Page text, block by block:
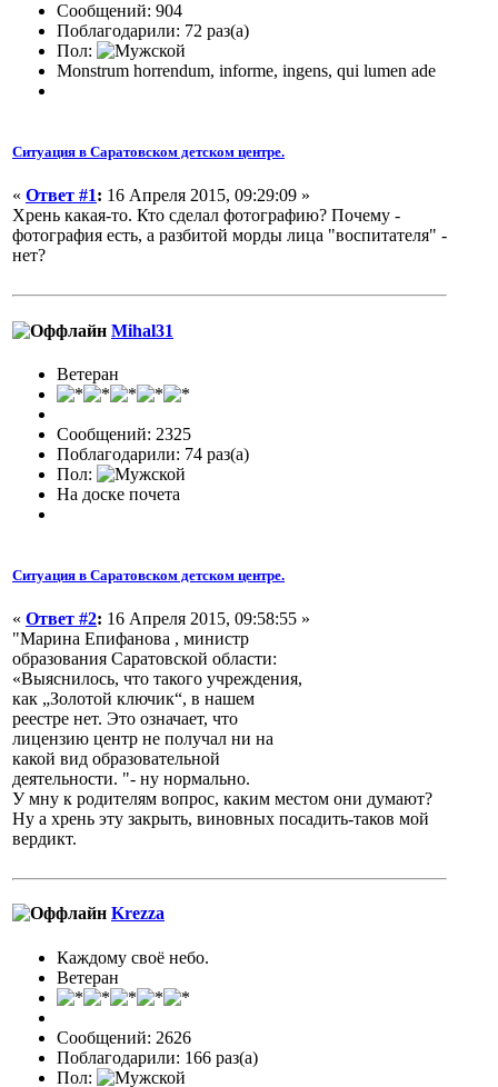
Сообщений: 904
Поблагодарили: 72 раз(а)
Пол:
Monstrum horrendum, informe, ingens, qui lumen ade
Ситуация в Саратовском детском центре.
« Ответ #1: 16 Апреля 2015, 09:29:09 »
Хрень какая-то. Кто сделал фотографию? Почему -
фотография есть, а разбитой морды лица "воспитателя" -
нет?
Mihal31
Ветеран
Сообщений: 2325
Поблагодарили: 74 раз(а)
Пол:
На доске почета
Ситуация в Саратовском детском центре.
« Ответ #2: 16 Апреля 2015, 09:58:55 »
"Марина Епифанова , министр
образования Саратовской области:
«Выяснилось, что такого учреждения,
как „Золотой ключик“, в нашем
реестре нет. Это означает, что
лицензию центр не получал ни на
какой вид образовательной
деятельности. "- ну нормально.
У мну к родителям вопрос, каким местом они думают?
Ну а хрень эту закрыть, виновных посадить-таков мой
вердикт.
Krezza
Каждому своё небо.
Ветеран
Сообщений: 2626
Поблагодарили: 166 раз(а)
Пол: